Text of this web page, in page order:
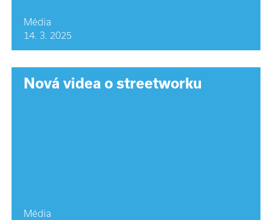
Média
14. 3. 2025
Nová videa o streetworku
Média